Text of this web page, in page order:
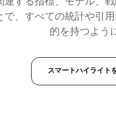
で、すべての統計や引
的を持つよう
スマートハイライト